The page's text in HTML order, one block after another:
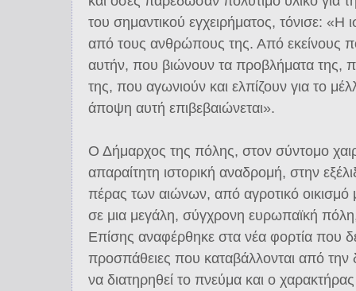
του σημαντικού εγχειρήματος, τόνισε: «Η
από τους ανθρώπους της. Από εκείνους
αυτήν, που βιώνουν τα προβλήματα της,
της, που αγωνιούν και ελπίζουν για το
άποψη αυτή επιβεβαιώνεται».
Ο Δήμαρχος της πόλης, στον σύντομο
απαραίτητη ιστορική αναδρομή, στην
πέρας των αιώνων, από αγροτικό οικισμό
σε μια μεγάλη, σύγχρονη ευρωπαϊκή
Επίσης αναφέρθηκε στα νέα φορτία που
προσπάθειες που καταβάλλονται από την
να διατηρηθεί το πνεύμα και ο